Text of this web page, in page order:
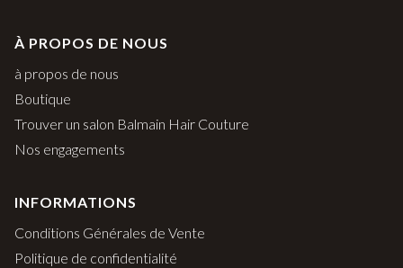
À PROPOS DE NOUS
à propos de nous
Boutique
Trouver un salon Balmain Hair Couture
Nos engagements
INFORMATIONS
Conditions Générales de Vente
Politique de confidentialité